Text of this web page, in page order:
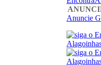
Anuncie